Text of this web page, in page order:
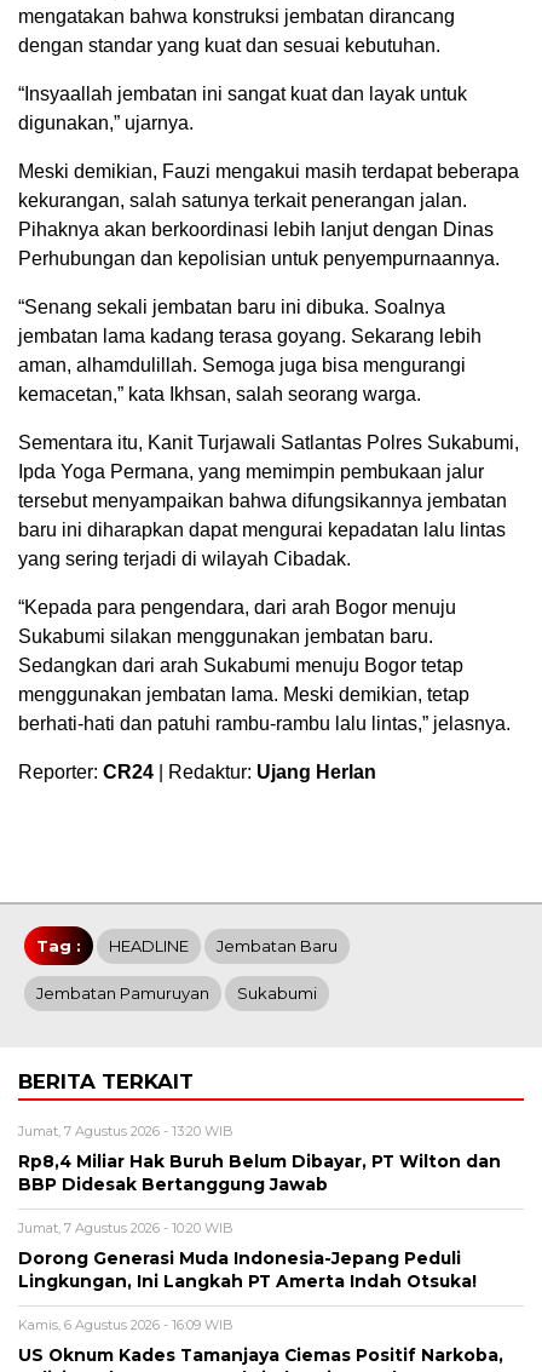
mengatakan bahwa konstruksi jembatan dirancang
dengan standar yang kuat dan sesuai kebutuhan.
“Insyaallah jembatan ini sangat kuat dan layak untuk
digunakan,” ujarnya.
Meski demikian, Fauzi mengakui masih terdapat beberapa
kekurangan, salah satunya terkait penerangan jalan.
Pihaknya akan berkoordinasi lebih lanjut dengan Dinas
Perhubungan dan kepolisian untuk penyempurnaannya.
“Senang sekali jembatan baru ini dibuka. Soalnya
jembatan lama kadang terasa goyang. Sekarang lebih
aman, alhamdulillah. Semoga juga bisa mengurangi
kemacetan,” kata Ikhsan, salah seorang warga.
Sementara itu, Kanit Turjawali Satlantas Polres Sukabumi,
Ipda Yoga Permana, yang memimpin pembukaan jalur
tersebut menyampaikan bahwa difungsikannya jembatan
baru ini diharapkan dapat mengurai kepadatan lalu lintas
yang sering terjadi di wilayah Cibadak.
“Kepada para pengendara, dari arah Bogor menuju
Sukabumi silakan menggunakan jembatan baru.
Sedangkan dari arah Sukabumi menuju Bogor tetap
menggunakan jembatan lama. Meski demikian, tetap
berhati-hati dan patuhi rambu-rambu lalu lintas,” jelasnya.
Reporter: CR24 | Redaktur: Ujang Herlan
Tag : HEADLINE Jembatan Baru
Jembatan Pamuruyan Sukabumi
BERITA TERKAIT
Jumat, 7 Agustus 2026 - 13:20 WIB
Rp8,4 Miliar Hak Buruh Belum Dibayar, PT Wilton dan
BBP Didesak Bertanggung Jawab
Jumat, 7 Agustus 2026 - 10:20 WIB
Dorong Generasi Muda Indonesia-Jepang Peduli
Lingkungan, Ini Langkah PT Amerta Indah Otsuka!
Kamis, 6 Agustus 2026 - 16:09 WIB
US Oknum Kades Tamanjaya Ciemas Positif Narkoba,